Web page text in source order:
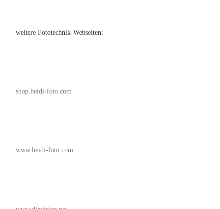
weitere Fototechnik-Webseiten:
shop.heidi-foto.com
www.heidi-foto.com